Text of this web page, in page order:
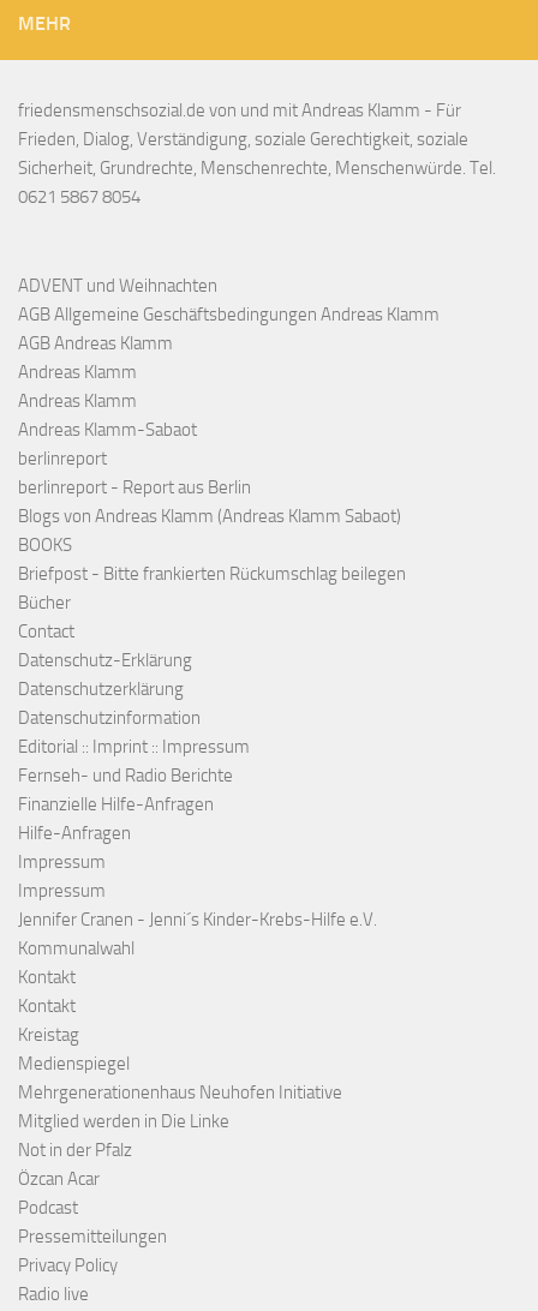
MEHR
friedensmenschsozial.de von und mit Andreas Klamm - Für
Frieden, Dialog, Verständigung, soziale Gerechtigkeit, soziale
Sicherheit, Grundrechte, Menschenrechte, Menschenwürde. Tel.
0621 5867 8054
ADVENT und Weihnachten
AGB Allgemeine Geschäftsbedingungen Andreas Klamm
AGB Andreas Klamm
Andreas Klamm
Andreas Klamm
Andreas Klamm-Sabaot
berlinreport
berlinreport - Report aus Berlin
Blogs von Andreas Klamm (Andreas Klamm Sabaot)
BOOKS
Briefpost - Bitte frankierten Rückumschlag beilegen
Bücher
Contact
Datenschutz-Erklärung
Datenschutzerklärung
Datenschutzinformation
Editorial :: Imprint :: Impressum
Fernseh- und Radio Berichte
Finanzielle Hilfe-Anfragen
Hilfe-Anfragen
Impressum
Impressum
Jennifer Cranen - Jenni´s Kinder-Krebs-Hilfe e.V.
Kommunalwahl
Kontakt
Kontakt
Kreistag
Medienspiegel
Mehrgenerationenhaus Neuhofen Initiative
Mitglied werden in Die Linke
Not in der Pfalz
Özcan Acar
Podcast
Pressemitteilungen
Privacy Policy
Radio live